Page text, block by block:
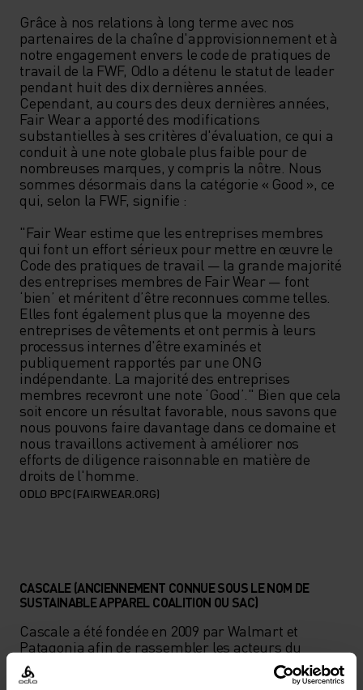
Grâce à nos relations à long terme avec nos
partenaires de la chaîne d'approvisionnement et à
notre engagement envers le code de pratiques de
travail de la FWF, Odlo a détenu le statut de leader
pendant huit des dix dernières années.
Cependant, au cours des deux dernières années,
Fair Wear a apporté des modifications
substantielles à ses critères d'évaluation, ce qui a
conduit à une note globale plus faible pour de
nombreuses marques, y compris la nôtre. Nous
sommes désormais dans la catégorie « Good », ce
qui, selon la FWF, signifie :
"Fair Wear estime que les entreprises membres
qui font un effort sérieux pour mettre en œuvre le
Code des pratiques de travail — la grande majorité
des entreprises membres de Fair Wear — font
‘bien’ et méritent d’être reconnues comme telles.
Elles font également plus que la moyenne des
entreprises de vêtements et ont permis à leurs
processus internes d'être examinés et
publiquement rapportés par une ONG
indépendante. La majorité des entreprises
membres recevront une note ‘Good’." Bien que cela
soit encore un résultat favorable, nous savons que
nous pouvons faire davantage dans ce domaine et
nous travaillons activement à améliorer nos
efforts de diligence raisonnable en matière de
droits de l'homme.
ODLO BPC (FAIRWEAR.ORG)
CASCALE (ANCIENNEMENT CONNUE SOUS LE NOM DE
SUSTAINABLE APPAREL COALITION OU SAC)
Cascale a été fondée en 2009 par Walmart et
Patagonia afin de rassembler les acteurs du
secteur de l’habillement et de développer une
approche commune pour mesurer la durabilité. Il